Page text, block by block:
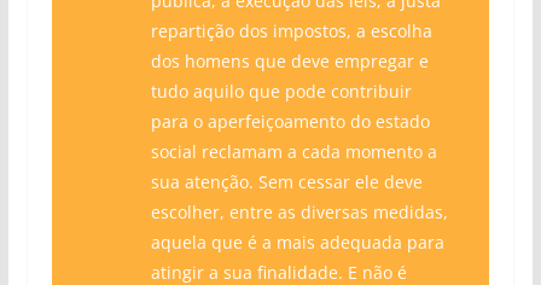
repartição dos impostos, a escolha
dos homens que deve empregar e
tudo aquilo que pode contribuir
para o aperfeiçoamento do estado
social reclamam a cada momento a
sua atenção. Sem cessar ele deve
escolher, entre as diversas medidas,
aquela que é a mais adequada para
atingir a sua finalidade. E não é